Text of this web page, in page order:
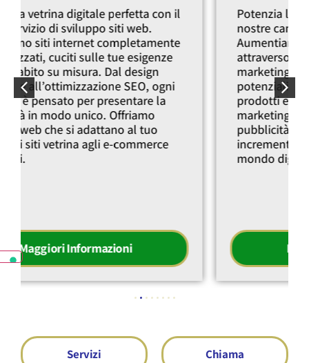
Potenzia la tua presenza online con le
nostre campagne digitali mirate.
Aumentiamo la tua visibilità sul web
attraverso Google Ads, SEO e content
marketing, presentando la tua azienda a
potenziali clienti in cerca dei tuoi
prodotti e servizi. Con strategie di
marketing digitale personalizzate e
pubblicità online efficace,
incrementiamo il tuo portfolio clienti nel
Maggiori Informazioni
Servizi Chiama